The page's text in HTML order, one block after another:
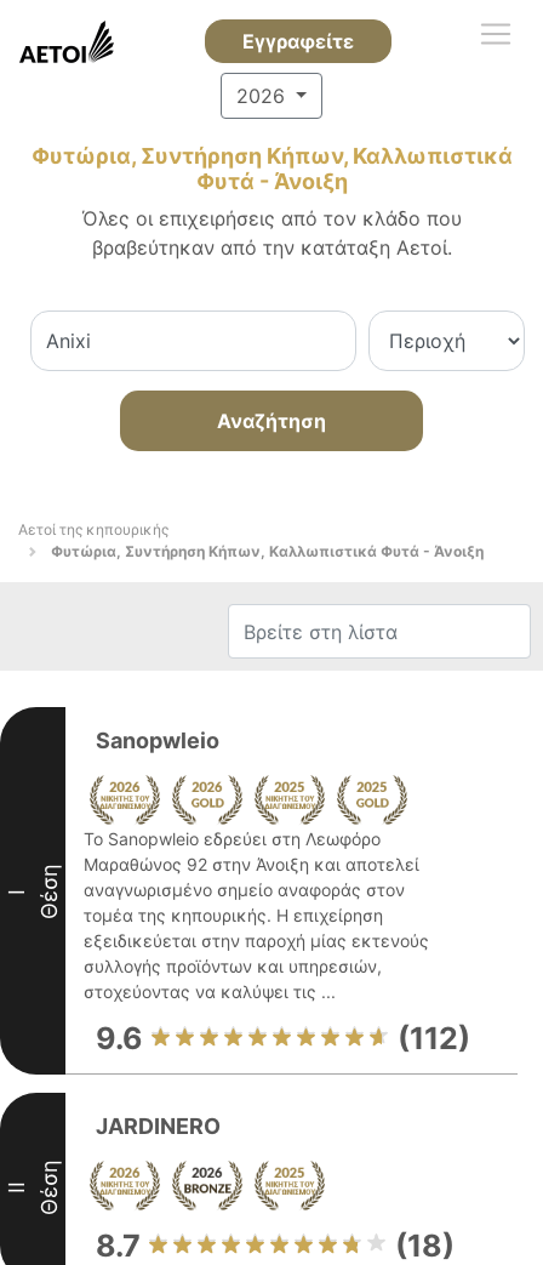
Εγγραφείτε
2026
Φυτώρια, Συντήρηση Κήπων, Καλλωπιστικά
Φυτά - Άνοιξη
Όλες οι επιχειρήσεις από τον κλάδο που
βραβεύτηκαν από την κατάταξη Αετοί.
Αναζήτηση
Αετοί της κηπουρικής
Φυτώρια, Συντήρηση Κήπων, Καλλωπιστικά Φυτά - Άνοιξη
I Θέση
Sanopwleio
Το Sanopwleio εδρεύει στη Λεωφόρο
Μαραθώνος 92 στην Άνοιξη και αποτελεί
αναγνωρισμένο σημείο αναφοράς στον
τομέα της κηπουρικής. Η επιχείρηση
εξειδικεύεται στην παροχή μίας εκτενούς
συλλογής προϊόντων και υπηρεσιών,
στοχεύοντας να καλύψει τις ...
9.6 (112)
II Θέση
JARDINERO
8.7 (18)